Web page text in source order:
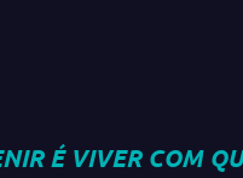
É VIVER COM